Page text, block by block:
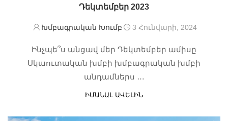
Դեկտեմբեր 2023
Խմբագրական Խումբ 3 Հունվարի, 2024
Ինչպե՞ս անցավ մեր Դեկտեմբեր ամիսը
Սկաուտական խմբի խմբագրական խմբի
անդամներս …
ԻՄԱՆԱԼ ԱՎԵԼԻՆ